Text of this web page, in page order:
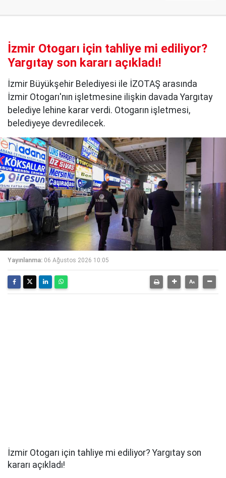
İzmir Otogarı için tahliye mi ediliyor?
Yargıtay son kararı açıkladı!
İzmir Büyükşehir Belediyesi ile İZOTAŞ arasında
İzmir Otogarı'nın işletmesine ilişkin davada Yargıtay
belediye lehine karar verdi. Otogarın işletmesi,
belediyeye devredilecek.
Yayınlanma: 06 Ağustos 2026 10:05
İzmir Otogarı için tahliye mi ediliyor? Yargıtay son
kararı açıkladı!